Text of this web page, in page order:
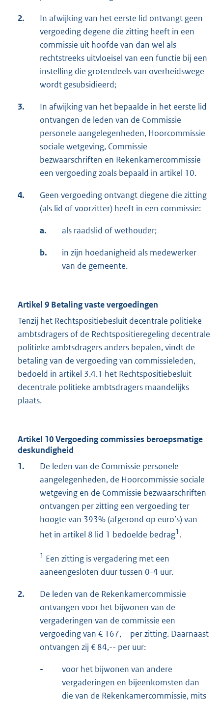
2.
In afwijking van het eerste lid ontvangt geen
vergoeding degene die zitting heeft in een
commissie uit hoofde van dan wel als
rechtstreeks uitvloeisel van een functie bij een
instelling die grotendeels van overheidswege
wordt gesubsidieerd;
3.
In afwijking van het bepaalde in het eerste lid
ontvangen de leden van de Commissie
personele aangelegenheden, Hoorcommissie
sociale wetgeving, Commissie
bezwaarschriften en Rekenkamercommissie
een vergoeding zoals bepaald in artikel 10.
4.
Geen vergoeding ontvangt diegene die zitting
(als lid of voorzitter) heeft in een commissie:
a. als raadslid of wethouder;
b.
in zijn hoedanigheid als medewerker
van de gemeente.
Artikel 9 Betaling vaste vergoedingen
Tenzij het Rechtspositiebesluit decentrale politieke
ambtsdragers of de Rechtspositieregeling decentrale
politieke ambtsdragers anders bepalen, vindt de
betaling van de vergoeding van commissieleden,
bedoeld in artikel 3.4.1 het Rechtspositiebesluit
decentrale politieke ambtsdragers maandelijks
plaats.
Artikel 10 Vergoeding commissies beroepsmatige
deskundigheid
1.
De leden van de Commissie personele
aangelegenheden, de Hoorcommissie sociale
wetgeving en de Commissie bezwaarschriften
ontvangen per zitting een vergoeding ter
hoogte van 393% (afgerond op euro’s) van
het in artikel 8 lid 1 bedoelde bedrag1 .
1 Een zitting is vergadering met een
aaneengesloten duur tussen 0-4 uur.
2.
De leden van de Rekenkamercommissie
ontvangen voor het bijwonen van de
vergaderingen van de commissie een
vergoeding van € 167,-- per zitting. Daarnaast
ontvangen zij € 84,-- per uur:
-
voor het bijwonen van andere
vergaderingen en bijeenkomsten dan
die van de Rekenkamercommissie, mits